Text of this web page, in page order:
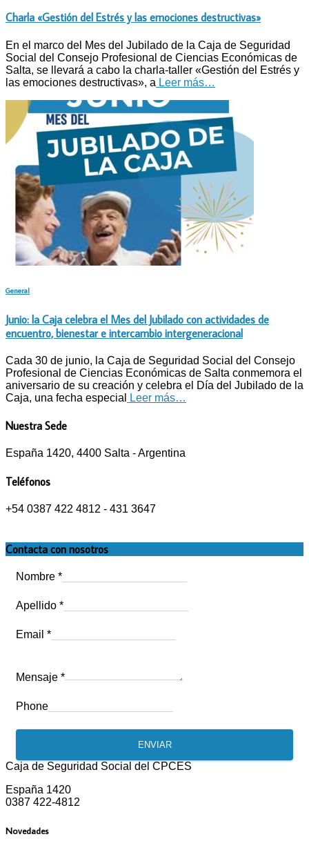
Charla «Gestión del Estrés y las emociones destructivas»
En el marco del Mes del Jubilado de la Caja de Seguridad
Social del Consejo Profesional de Ciencias Económicas de
Salta, se llevará a cabo la charla-taller «Gestión del Estrés y
las emociones destructivas», a Leer más…
General
Junio: la Caja celebra el Mes del Jubilado con actividades de
encuentro, bienestar e intercambio intergeneracional
Cada 30 de junio, la Caja de Seguridad Social del Consejo
Profesional de Ciencias Económicas de Salta conmemora el
aniversario de su creación y celebra el Día del Jubilado de la
Caja, una fecha especial
Leer más…
Nuestra Sede
España 1420, 4400 Salta - Argentina
Teléfonos
+54 0387 422 4812 - 431 3647
Contacta con nosotros
Nombre *
Apellido *
Email *
Mensaje *
Phone
ENVIAR
Caja de Seguridad Social del CPCES
España 1420
0387 422-4812
Novedades